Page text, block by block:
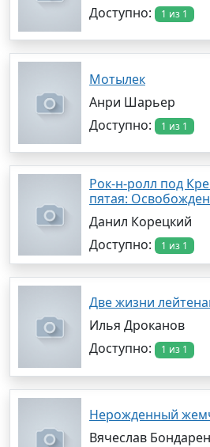
Доступно:
1 из 1
Мотылек
Анри Шарьер
Доступно:
1 из 1
Рок-н-ролл под
пятая:
Данил Корецкий
Доступно:
1 из 1
Две жизни
Илья Дроканов
Доступно:
1 из 1
Нерожденный
Вячеслав